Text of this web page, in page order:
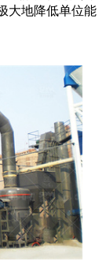
大地降低单位能